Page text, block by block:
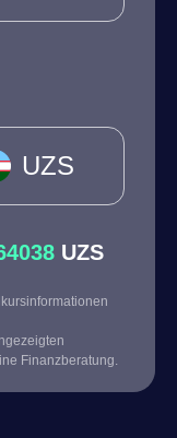
UZS
UZS
Finanzberatung.